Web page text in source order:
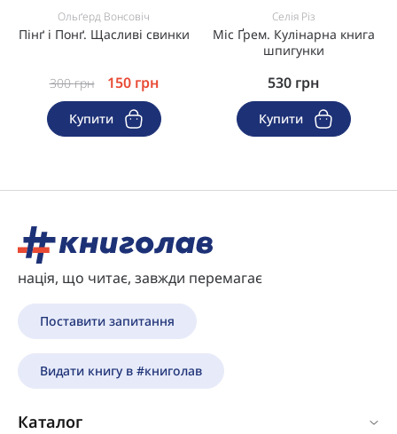
Ольґерд Вонсовіч
Пінґ і Понґ. Щасливі свинки
300грн 150 грн
Купити
Селія Різ
Міс Ґрем. Кулінарна книга
шпигунки
530 грн
Купити
нація, що читає, завжди перемагає
Поставити запитання
Видати книгу в #книголав
Каталог